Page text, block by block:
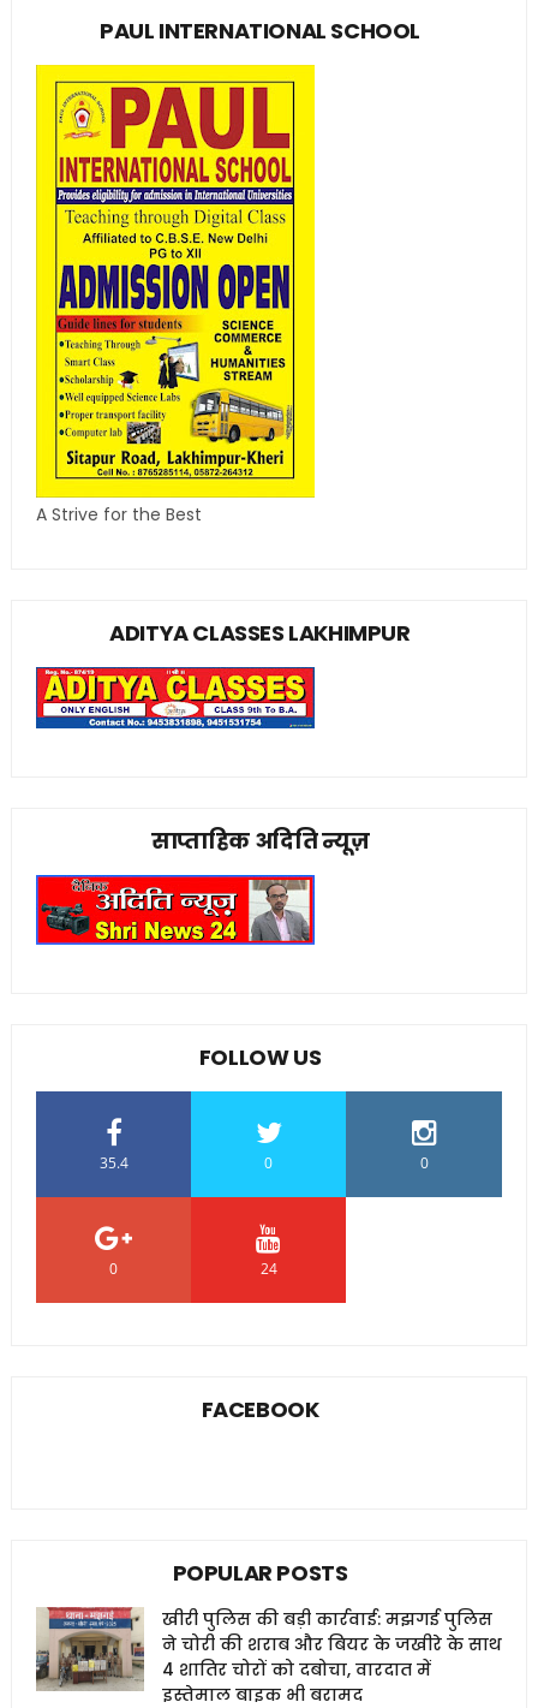
PAUL INTERNATIONAL SCHOOL
A Strive for the Best
ADITYA CLASSES LAKHIMPUR
साप्ताहिक अदिति न्यूज़
FOLLOW US
35.4 0 0
0 24
FACEBOOK
POPULAR POSTS
खीरी पुलिस की बड़ी कार्रवाई: मझगई पुलिस
ने चोरी की शराब और बियर के जखीरे के साथ
4 शातिर चोरों को दबोचा, वारदात में
इस्तेमाल बाइक भी बरामद